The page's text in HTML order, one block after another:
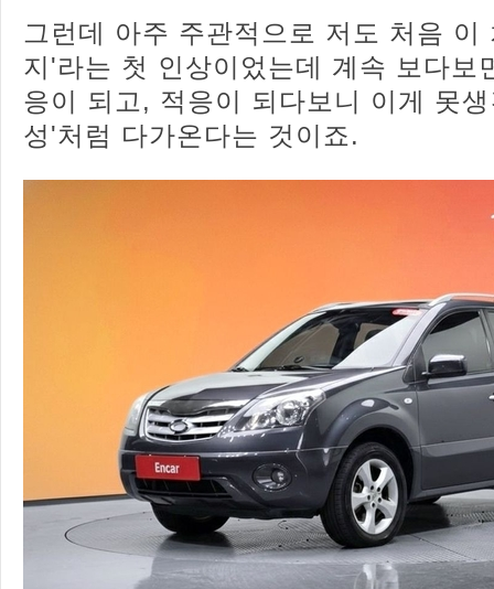
그런데 아주 주관적으로 저도 처음
지'라는 첫 인상이었는데 계속 보다보
응이 되고, 적응이 되다보니 이게 못
성'처럼 다가온다는 것이죠.